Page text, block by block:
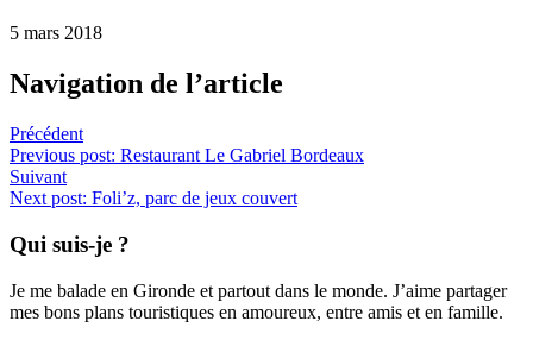
5 mars 2018
Navigation de l’article
Précédent
Previous post: Restaurant Le Gabriel Bordeaux
Suivant
Next post: Foli’z, parc de jeux couvert
Qui suis-je ?
Je me balade en Gironde et partout dans le monde. J’aime partager
mes bons plans touristiques en amoureux, entre amis et en famille.